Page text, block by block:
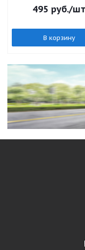
495 руб./шт
В корзину